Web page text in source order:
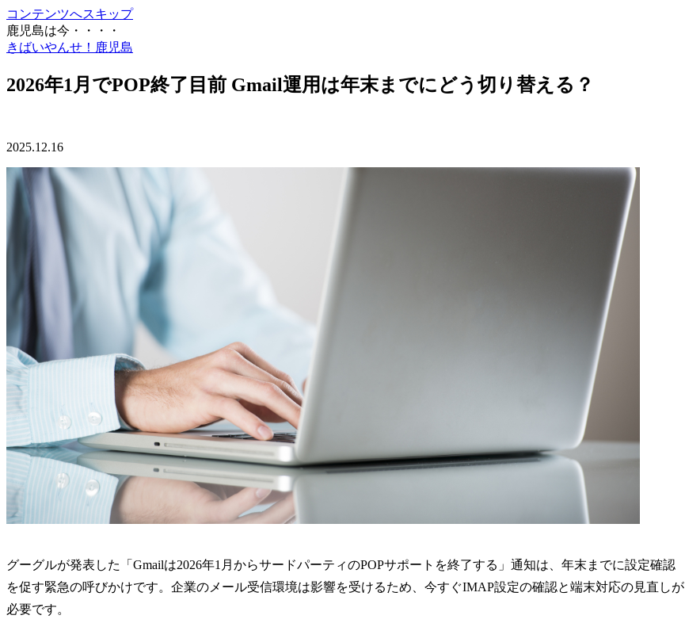
コンテンツへスキップ
鹿児島は今・・・・
きばいやんせ！鹿児島
2026年1月でPOP終了目前 Gmail運用は年末までにどう切り替える？
2025.12.16
グーグルが発表した「Gmailは2026年1月からサードパーティのPOPサポートを終了する」通知は、年末までに設定確認
を促す緊急の呼びかけです。企業のメール受信環境は影響を受けるため、今すぐIMAP設定の確認と端末対応の見直しが
必要です。